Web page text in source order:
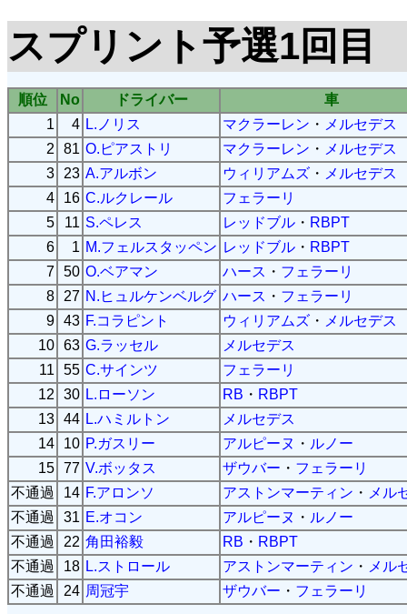
スプリント予選1回目
順位 No ドライバー
車
1
4 L.ノリス マクラーレン ・ メルセデス
2
81 O.ピアストリ マクラーレン ・ メルセデス
3
23 A.アルボン ウィリアムズ ・ メルセデス
4
16 C.ルクレール
フェラーリ
5
11 S.ペレス レッドブル ・ RBPT
6
1 M.フェルスタッペン レッドブル ・ RBPT
7 50 O.ベアマン ハース ・ フェラーリ
8
27 N.ヒュルケンベルグ ハース ・ フェラーリ
9 43 F.コラピント ウィリアムズ ・ メルセデス
10 63 G.ラッセル
メルセデス
11
55 C.サインツ
フェラーリ
12
30 L.ローソン RB ・ RBPT
13 44 L.ハミルトン
メルセデス
14
10 P.ガスリー アルピーヌ ・ ルノー
15 77 V.ボッタス ザウバー ・ フェラーリ
不通過
14 F.アロンソ アストンマーティン ・ メル
不通過
31 E.オコン アルピーヌ ・ ルノー
不通過
22 角田裕毅 RB ・ RBPT
不通過
18 L.ストロール アストンマーティン ・ メル
不通過
24 周冠宇 ザウバー ・ フェラーリ